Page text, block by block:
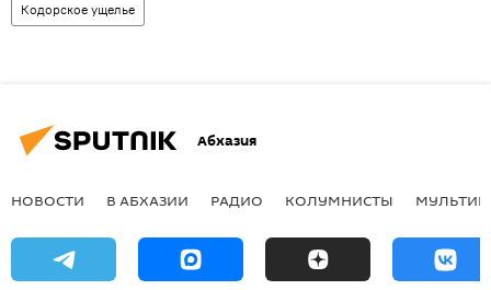
Кодорское ущелье
Абхазия
НОВОСТИ В АБХАЗИИ РАДИО КОЛУМНИСТЫ